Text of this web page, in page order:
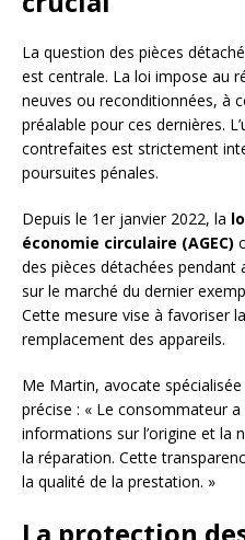
La question des pièces
est centrale. La loi impose au
neuves ou reconditionnées, à
préalable pour ces dernières.
contrefaites est strictement
poursuites pénales.
Depuis le 1er janvier 2022, la
économie circulaire (AGEC)
des pièces détachées pendant
sur le marché du dernier
Cette mesure vise à favoriser
remplacement des appareils.
Me Martin, avocate
précise : « Le consommateur a
informations sur l’origine et la
la réparation. Cette
la qualité de la prestation. »